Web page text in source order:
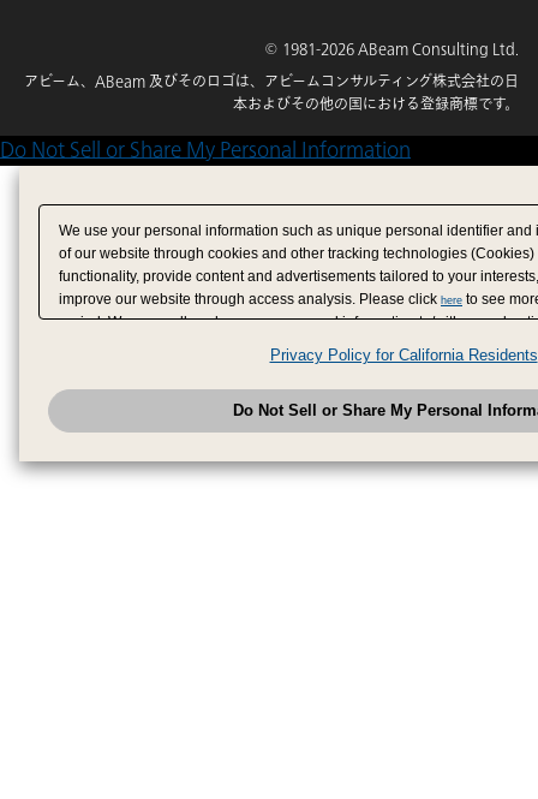
© 1981-2026 ABeam Consulting Ltd.
アビーム、ABeam 及びそのロゴは、アビームコンサルティング株式会社の日
本およびその他の国における登録商標です。
Do Not Sell or Share My Personal Information
We use your personal information such as unique personal identifier
of our website through cookies and other tracking technologies
functionality, provide content and advertisements tailored to your
improve our website through access analysis. Please click here to see
period. We may sell or share your personal information to/with our
analytics service partners. These partners may combine the data shared
have provided to them or that they have collected from your use of their
analyze and optimize advertisements delivered to you by businesses
have the right to opt out of sale or share of your personal information by
to exercise your right. If we have detected an opt-out
honored.Change your sell or share preference
Privacy Policy for California Residents
Do Not Sell or Share My Personal